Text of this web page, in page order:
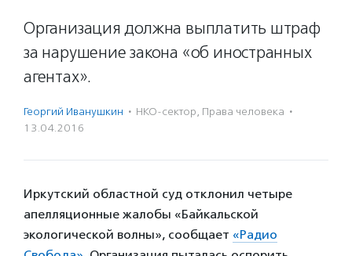
Организация должна выплатить штраф
за нарушение закона «об иностранных
агентах».
Георгий Иванушкин · НКО-сектор, Права человека ·
13.04.2016
Иркутский областной суд отклонил четыре
апелляционные жалобы «Байкальской
экологической волны», сообщает «Радио